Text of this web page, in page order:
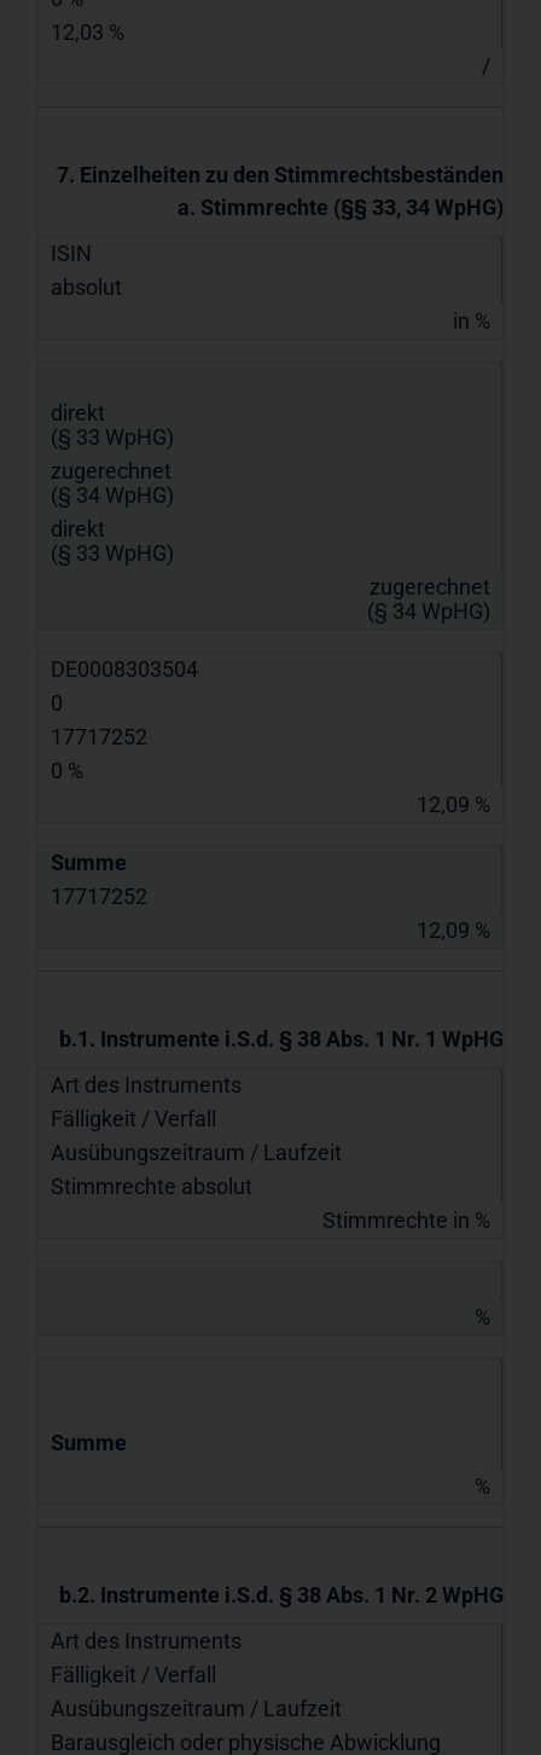
12,03 %
/
7. Einzelheiten zu den Stimmrechtsbeständen
a. Stimmrechte (§§ 33, 34 WpHG)
ISIN
absolut
in %
direkt
(§ 33 WpHG)
zugerechnet
(§ 34 WpHG)
direkt
(§ 33 WpHG)
zugerechnet
(§ 34 WpHG)
DE0008303504
0
17717252
0 %
12,09 %
Summe
17717252
12,09 %
b.1. Instrumente i.S.d. § 38 Abs. 1 Nr. 1 WpHG
Art des Instruments
Fälligkeit / Verfall
Ausübungs­zeitraum / Laufzeit
Stimmrechte absolut
Stimmrechte in %
%
Summe
%
b.2. Instrumente i.S.d. § 38 Abs. 1 Nr. 2 WpHG
Art des Instruments
Fälligkeit / Verfall
Ausübungs­zeitraum / Laufzeit
Barausgleich oder physische Abwicklung